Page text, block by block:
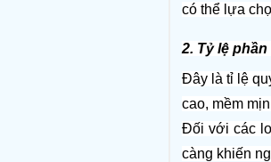
có thể lựa
2. Tỷ lệ
Đây là tỉ lệ
cao, mềm
Đối với các
càng khiến